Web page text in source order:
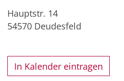
Hauptstr. 14
54570 Deudesfeld
In Kalender eintragen